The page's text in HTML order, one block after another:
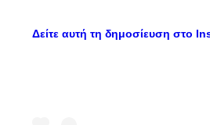
Δείτε αυτή τη δημοσίευση στο